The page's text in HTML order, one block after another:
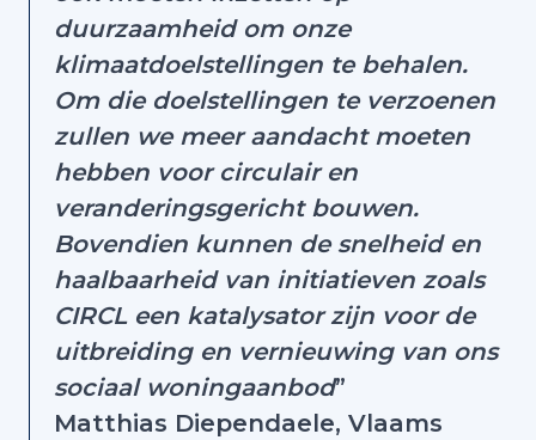
duurzaamheid om onze
klimaatdoelstellingen te behalen.
Om die doelstellingen te verzoenen
zullen we meer aandacht moeten
hebben voor circulair en
veranderingsgericht bouwen.
Bovendien kunnen de snelheid en
haalbaarheid van initiatieven zoals
CIRCL een katalysator zijn voor de
uitbreiding en vernieuwing van ons
sociaal woningaanbod”
Matthias Diependaele, Vlaams